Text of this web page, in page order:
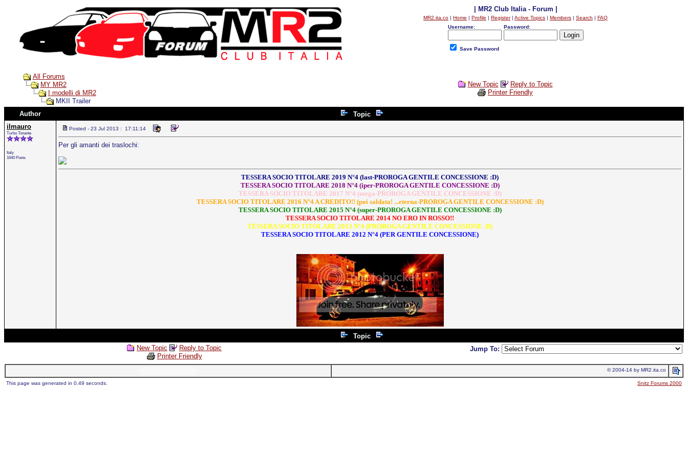
| MR2 Club Italia - Forum |
MR2.ita.co | Home | Profile | Register| Active Topics | Members | Search | FAQ
Username:
Password:
Save Password
All Forums
MY MR2
I modelli di MR2
MKII Trailer
New Topic
Reply to Topic
Printer Friendly
Author
Topic
ilmauro
Turbo Tonante
Italy
1640 Posts
Posted - 23 Jul 2013 : 17:11:14
Per gli amanti dei traslochi:
TESSERA SOCIO TITOLARE 2019 N°4 (last-PROROGA GENTILE CONCESSIONE :D)
TESSERA SOCIO TITOLARE 2018 N°4 (iper-PROROGA GENTILE CONCESSIONE :D)
TESSERA SOCIO TITOLARE 2017 N°4 (mega-PROROGA GENTILE CONCESSIONE :D)
TESSERA SOCIO TITOLARE 2016 N°4 A CREDITO!! (poi saldata! ...eterna-PROROGA GENTILE CONCESSIONE :D)
TESSERA SOCIO TITOLARE 2015 N°4 (super-PROROGA GENTILE CONCESSIONE :D)
TESSERA SOCIO TITOLARE 2014 NO ERO IN ROSSO!!
TESSERA SOCIO TITOLARE 2013 N°4 (PROROGA GENTILE CONCESSIONE :D)
TESSERA SOCIO TITOLARE 2012 N°4 (PER GENTILE CONCESSIONE)
Topic
New Topic
Reply to Topic
Printer Friendly
Jump To:
© 2004-14 by MR2.ita.co
This page was generated in 0.49 seconds. Snitz Forums 2000